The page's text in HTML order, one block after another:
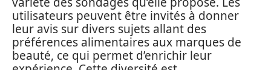
utilisateurs peuvent être invités à donner
leur avis sur divers sujets allant des
préférences alimentaires aux marques de
beauté, ce qui permet d’enrichir leur